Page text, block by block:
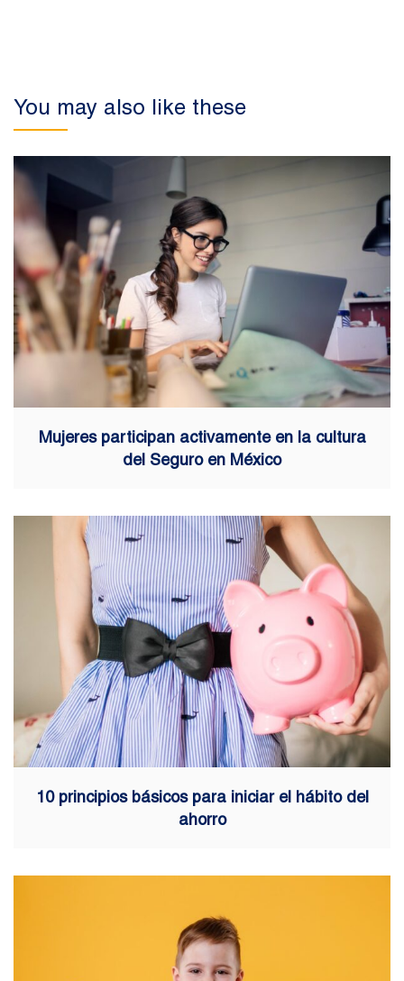
You may also like these
Mujeres participan activamente en la cultura
del Seguro en México
10 principios básicos para iniciar el hábito del
ahorro